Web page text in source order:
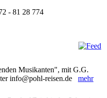
- 81 28 774
Musikanten", mit G.G.
info@pohl-reisen.de mehr